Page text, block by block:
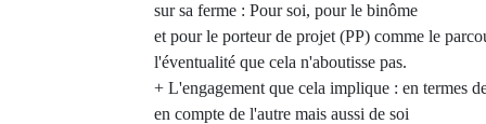
sur sa ferme : Pour soi, pour le binôme
et pour le porteur de projet (PP) comme le
l'éventualité que cela n'aboutisse pas.
+ L'engagement que cela implique : en termes
en compte de l'autre mais aussi de soi